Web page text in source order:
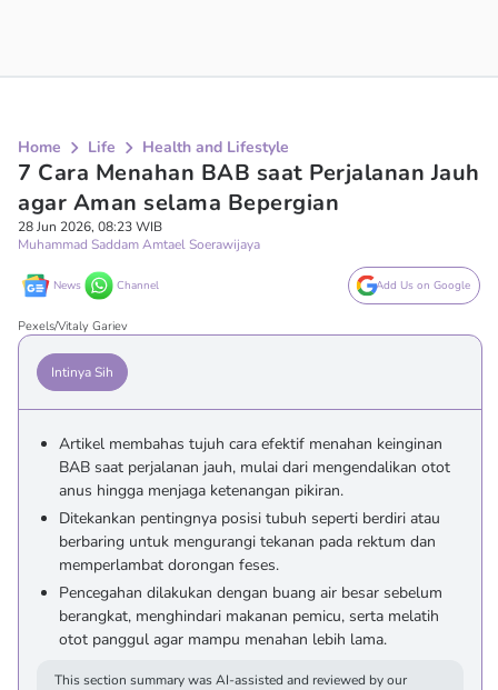
Home Life Health and Lifestyle
7 Cara Menahan BAB saat Perjalanan Jauh
agar Aman selama Bepergian
28 Jun 2026, 08:23 WIB
Muhammad Saddam Amtael Soerawijaya
News Channel Add Us on Google
Pexels/Vitaly Gariev
Intinya Sih
Artikel membahas tujuh cara efektif menahan keinginan
BAB saat perjalanan jauh, mulai dari mengendalikan otot
anus hingga menjaga ketenangan pikiran.
Ditekankan pentingnya posisi tubuh seperti berdiri atau
berbaring untuk mengurangi tekanan pada rektum dan
memperlambat dorongan feses.
Pencegahan dilakukan dengan buang air besar sebelum
berangkat, menghindari makanan pemicu, serta melatih
otot panggul agar mampu menahan lebih lama.
This section summary was AI-assisted and reviewed by our